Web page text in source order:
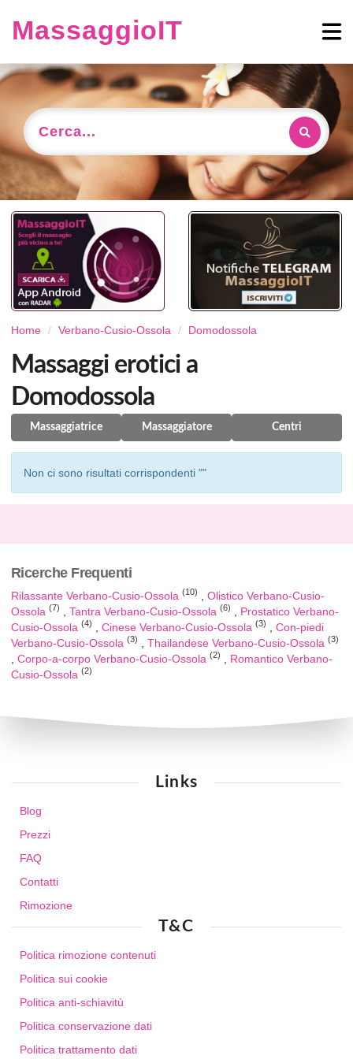
MassaggioIT
Cerca...
Home Verbano-Cusio-Ossola Domodossola
Massaggi erotici a
Domodossola
Massaggiatrice Massaggiatore Centri
Non ci sono risultati corrispondenti ""
Ricerche Frequenti
Rilassante Verbano-Cusio-Ossola (10)
Olistico Verbano-Cusio-
Ossola (7) Tantra Verbano-Cusio-Ossola (6)
Prostatico Verbano-
Cusio-Ossola (4) Cinese Verbano-Cusio-Ossola (3)
Con-piedi
Verbano-Cusio-Ossola (3) Thailandese Verbano-Cusio-Ossola (3)
Corpo-a-corpo Verbano-Cusio-Ossola (2)
Romantico Verbano-
Cusio-Ossola (2)
Links
Blog
Prezzi
FAQ
Contatti
Rimozione
T&C
Politica rimozione contenuti
Politica sui cookie
Politica anti-schiavitù
Politica conservazione dati
Politica trattamento dati